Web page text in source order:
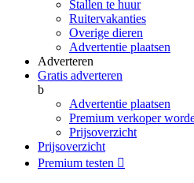
Stallen te huur
Ruitervakanties
Overige dieren
Advertentie plaatsen
Adverteren
Gratis adverteren
b
Advertentie plaatsen
Premium verkoper
Prijsoverzicht
Prijsoverzicht
Premium testen 